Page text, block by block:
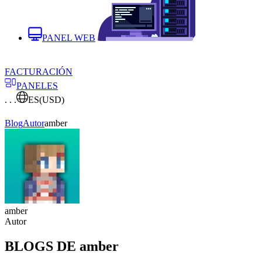
PANEL WEB
FACTURACIÓN
PANELES
. . .
ES(USD)
BlogAutoramber
amber
Autor
BLOGS DE amber